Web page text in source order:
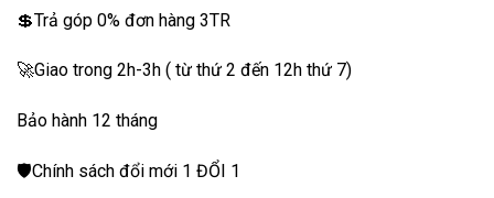
💲Trả góp 0% đơn hàng 3TR
🚀Giao trong 2h-3h ( từ thứ 2 đến 12h thứ 7)
Bảo hành 12 tháng
🛡Chính sách đổi mới 1 ĐỔI 1